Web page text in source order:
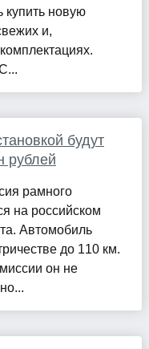
купить новую
и,
будут
рублей
рамного
на российском
Автомобиль
до 110 км.
он не